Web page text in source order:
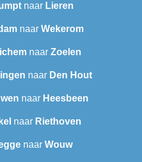
naar Lieren
naar Wekerom
naar Zoelen
naar Den Hout
naar Heesbeen
naar Riethoven
naar Wouw